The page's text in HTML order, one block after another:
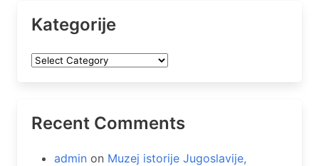
Kategorije
Kategorije
Recent Comments
admin on Muzej istorije Jugoslavije,